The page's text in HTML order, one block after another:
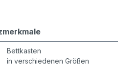
Bettkasten
in verschiedenen Größen